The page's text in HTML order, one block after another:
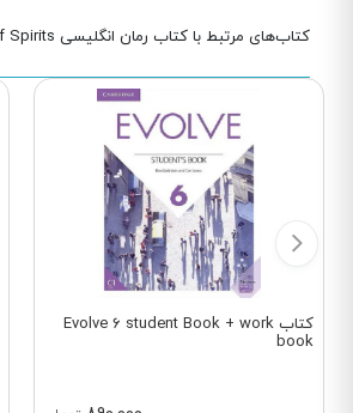
کتاب‌های مرتبط با کتاب رمان انگلیسی Island of Spirits
کتاب Evolve 6 student Book + work
book